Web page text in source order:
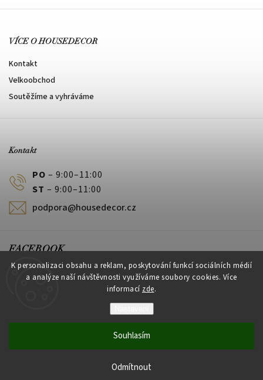
K personalizaci obsahu a reklam, poskytování funkcí sociálních médií
a analýze naší návštěvnosti využíváme soubory cookies. Více
informací zde.
Odmítnout
Souhlasím
VÍCE O HOUSEDECOR
Kontakt
Velkoobchod
Soutěžíme a vyhráváme
Kontakt
PO – 9:00–11:00
ST – 9:00–11:00
podpora@housedecor.cz
FACEBOOK
Vytvořil Shoptet